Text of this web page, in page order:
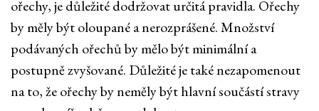
ořechy, je důležité dodržovat určitá pravidla. Ořechy
by měly být oloupané a nerozprášené. Množství
podávaných ořechů by mělo být minimální a
postupně zvyšované. Důležité je také nezapomenout
na to, že ořechy by neměly být hlavní součástí stravy